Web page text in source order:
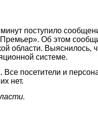
поступило
Об этом
области. Выяснилось,
системе.
посетители и
нет.